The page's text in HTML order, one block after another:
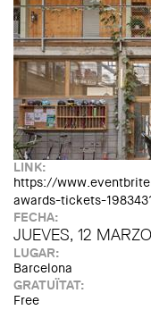
LINK:
https://
awards-tickets-
FECHA:
JUEVES, 12
LUGAR:
Barcelona
GRATUÏTAT:
Free